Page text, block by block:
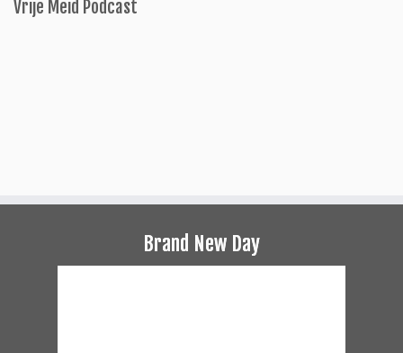
Vrije Meid Podcast
Brand New Day